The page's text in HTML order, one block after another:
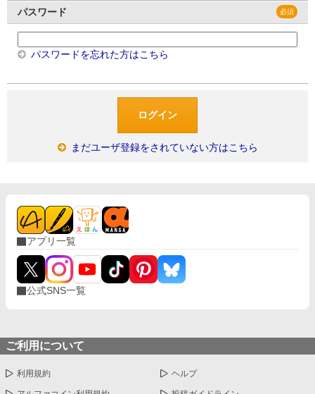
パスワード
パスワードを忘れた方はこちら
まだユーザ登録をされていない方はこちら
アプリ一覧
公式SNS一覧
ご利用について
利用規約 ヘルプ